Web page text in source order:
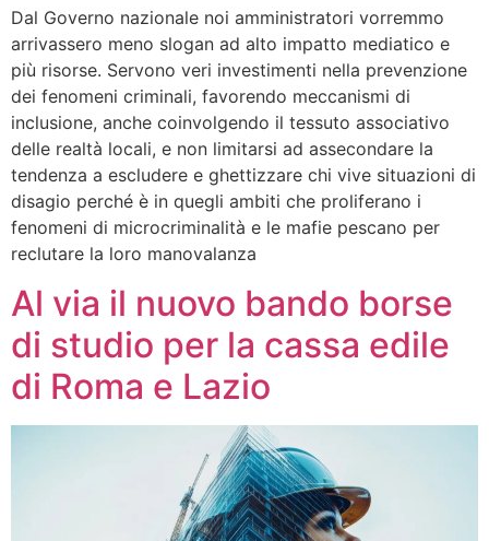
Dal Governo nazionale noi amministratori vorremmo
arrivassero meno slogan ad alto impatto mediatico e
più risorse. Servono veri investimenti nella prevenzione
dei fenomeni criminali, favorendo meccanismi di
inclusione, anche coinvolgendo il tessuto associativo
delle realtà locali, e non limitarsi ad assecondare la
tendenza a escludere e ghettizzare chi vive situazioni di
disagio perché è in quegli ambiti che proliferano i
fenomeni di microcriminalità e le mafie pescano per
reclutare la loro manovalanza
Al via il nuovo bando borse
di studio per la cassa edile
di Roma e Lazio